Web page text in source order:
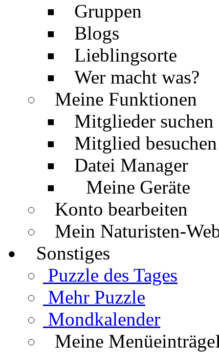
Gruppen
Blogs
Lieblingsorte
Wer macht was?
Meine Funktionen
Mitglieder suchen
Mitglied besuchen
Datei Manager
Meine Geräte
Konto bearbeiten
Mein Naturisten-
Sonstiges
Puzzle des Tages
Mehr Puzzle
Mondkalender
Meine Menüeinträge